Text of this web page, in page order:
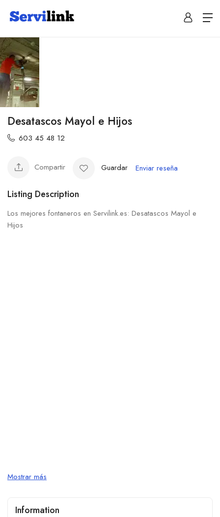
Desatascos Mayol e Hijos
603 45 48 12
Compartir Guardar Enviar reseña
Listing Description
Los mejores fontaneros en Servilink.es: Desatascos Mayol e
Hijos
Mostrar más
Information